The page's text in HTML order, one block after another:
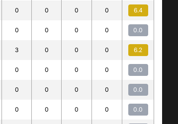
0 0 0 0 6.4
0 0 0 0 0.0
3 0 0 0 6.2
0 0 0 0 0.0
0 0 0 0 0.0
0 0 0 0 0.0